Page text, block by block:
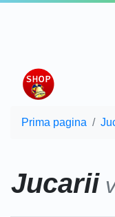
Prima pagina
Jucarii